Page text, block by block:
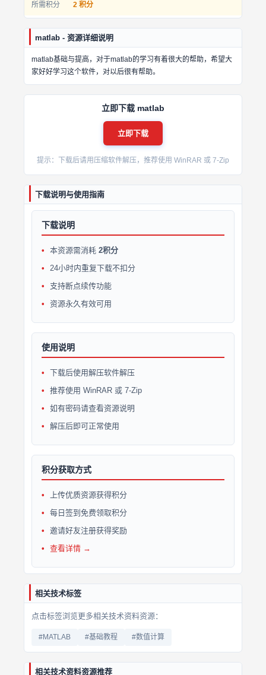
所需积分 2 积分
matlab - 资源详细说明
matlab基础与提高，对于matlab的学习有着很大的帮助，希望大
家好好学习这个软件，对以后很有帮助。
立即下载 matlab
立即下载
提示：下载后请用压缩软件解压，推荐使用 WinRAR 或 7-Zip
下载说明与使用指南
下载说明
本资源需消耗 2积分
24小时内重复下载不扣分
支持断点续传功能
资源永久有效可用
使用说明
下载后使用解压软件解压
推荐使用 WinRAR 或 7-Zip
如有密码请查看资源说明
解压后即可正常使用
积分获取方式
上传优质资源获得积分
每日签到免费领取积分
邀请好友注册获得奖励
查看详情 →
相关技术标签
点击标签浏览更多相关技术资料资源：
#MATLAB #基础教程 #数值计算
相关技术资料资源推荐